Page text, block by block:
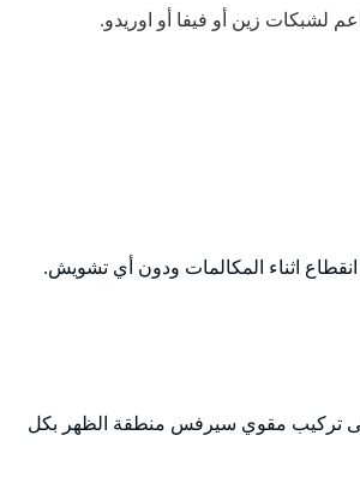
لشبكات زين أو فيفا أو اوريدو.
اثناء المكالمات ودون أي تشويش.
تركيب مقوي سيرفس منطقة الظهر بكل